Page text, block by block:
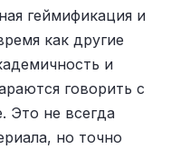
геймификация и
как другие
и
говорить с
Это не всегда
но точно